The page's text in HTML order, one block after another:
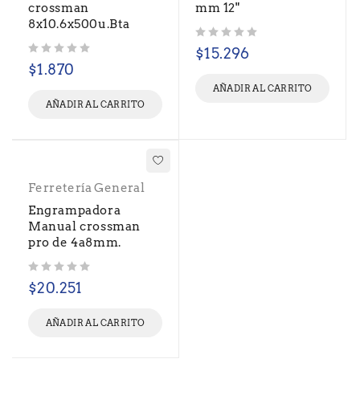
crossman
8x10.6x500u.Bta
$1.870
AÑADIR AL CARRITO
mm 12"
$15.296
AÑADIR AL CARRITO
Ferretería General
Engrampadora
Manual crossman
pro de 4a8mm.
$20.251
AÑADIR AL CARRITO